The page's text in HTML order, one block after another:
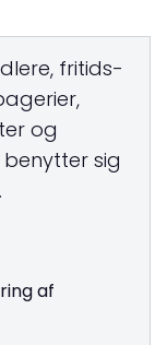
fritids-
og
sig
af